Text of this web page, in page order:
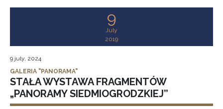
9
July
2019
9 july, 2024
GALERIA "PANORAMA"
STAŁA WYSTAWA FRAGMENTÓW
„PANORAMY SIEDMIOGRODZKIEJ”